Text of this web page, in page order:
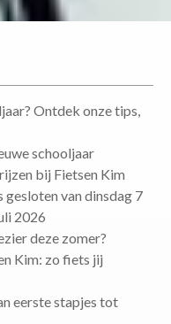
Ontdek onze tips,
schooljaar
bij Fietsen Kim
van dinsdag 7
2026
deze zomer?
Kim: zo fiets jij
eerste stapjes tot